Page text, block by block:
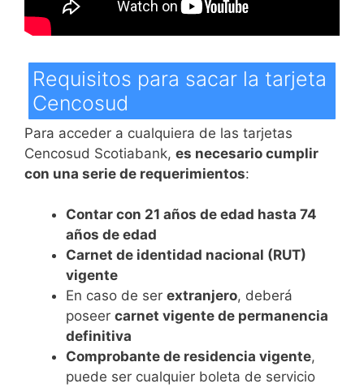
Requisitos para sacar la tarjeta
Cencosud
Para acceder a cualquiera de las tarjetas
Cencosud Scotiabank, es necesario cumplir
con una serie de requerimientos:
Contar con 21 años de edad hasta 74
años de edad
Carnet de identidad nacional (RUT)
vigente
En caso de ser extranjero, deberá
poseer carnet vigente de permanencia
definitiva
Comprobante de residencia vigente,
puede ser cualquier boleta de servicio